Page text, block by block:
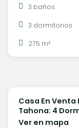
3 baños
3 dormitorios
275 m²
Casa En Venta
Tahona: 4
Ver en mapa